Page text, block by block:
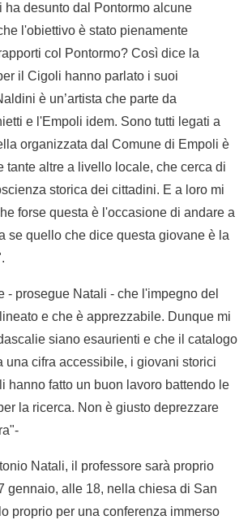
ha desunto dal Pontormo alcune
l'obiettivo è stato pienamente
col Pontormo? Così dice la
il Cigoli hanno parlato i suoi
è un’artista che parte da
e l'Empoli idem. Sono tutti legati a
organizzata dal Comune di Empoli è
tante altre a livello locale, che cerca di
storica dei cittadini. E a loro mi
forse questa è l'occasione di andare a
se quello che dice questa giovane è la
- prosegue Natali - che l'impegno del
e che è apprezzabile. Dunque mi
siano esaurienti e che il catalogo
una cifra accessibile, i giovani storici
hanno fatto un buon lavoro battendo le
la ricerca. Non è giusto deprezzare
Natali, il professore sarà proprio
gennaio, alle 18, nella chiesa di San
proprio per una conferenza immerso